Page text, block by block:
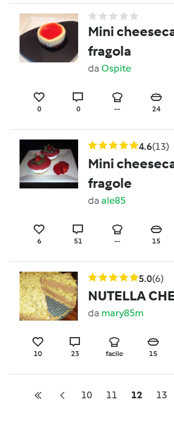
Mini
fragola
da Ospite
0 0 -- 24
4.6(13)
Mini
fragole
da ale85
6 51 -- 15
5.0(6)
NUTELLA
da mary85m
10 23 facile 15
10 11 12 13